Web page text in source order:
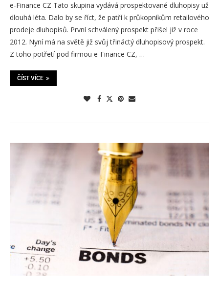
e-Finance CZ Tato skupina vydává prospektované dluhopisy už
dlouhá léta. Dalo by se říct, že patří k průkopníkům retailového
prodeje dluhopisů. První schválený prospekt přišel již v roce
2012. Nyní má na světě již svůj třináctý dluhopisový prospekt.
Z toho potřetí pod firmou e-Finance CZ, …
ČÍST VÍCE